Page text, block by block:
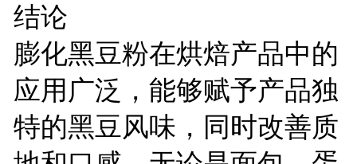
结论
膨化黑豆粉在烘焙产品中的
应用广泛，能够赋予产品独
特的黑豆风味，同时改善质